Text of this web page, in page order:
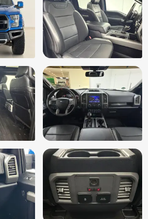
bestuurdersstoel met geheugen
bestuurdersstoel
stoel(en) met geheugen
voorstoel(en)
Programma
kinderzitjes